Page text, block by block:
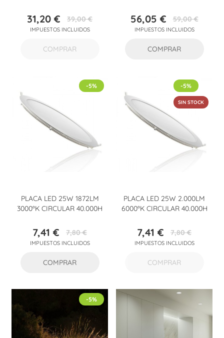
Precio
31,20 €Precio
base
39,00 €
IMPUESTOS INCLUIDOS
COMPRAR
Precio
56,05 €Precio
base
59,00 €
IMPUESTOS INCLUIDOS
COMPRAR
PLACA LED 25W 1872LM
3000ºK CIRCULAR 40.000H
Precio
7,41 € Precio
base
7,80 €
IMPUESTOS INCLUIDOS
-5%
COMPRAR
PLACA LED 25W 2.000LM
6000ºK CIRCULAR 40.000H
Precio
7,41 € Precio
base
7,80 €
IMPUESTOS INCLUIDOS
-5%
SIN STOCK
COMPRAR
-5%